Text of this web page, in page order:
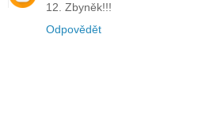
12. Zbyněk!!!
Odpovědět